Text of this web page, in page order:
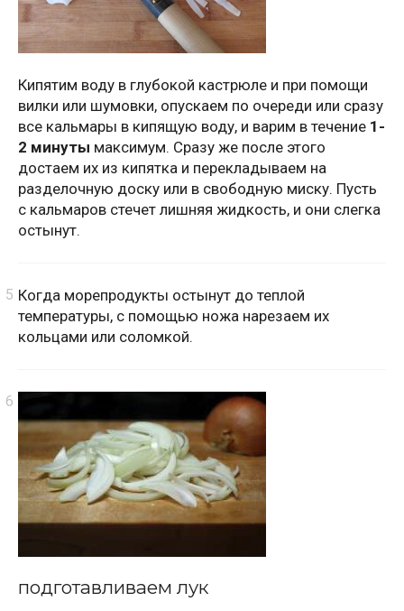
Кипятим воду в глубокой кастрюле и при помощи
вилки или шумовки, опускаем по очереди или сразу
все кальмары в кипящую воду, и варим в течение 1-
2 минуты максимум. Сразу же после этого
достаем их из кипятка и перекладываем на
разделочную доску или в свободную миску. Пусть
с кальмаров стечет лишняя жидкость, и они слегка
остынут.
Когда морепродукты остынут до теплой
температуры, с помощью ножа нарезаем их
кольцами или соломкой.
подготавливаем лук